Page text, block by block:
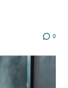
0